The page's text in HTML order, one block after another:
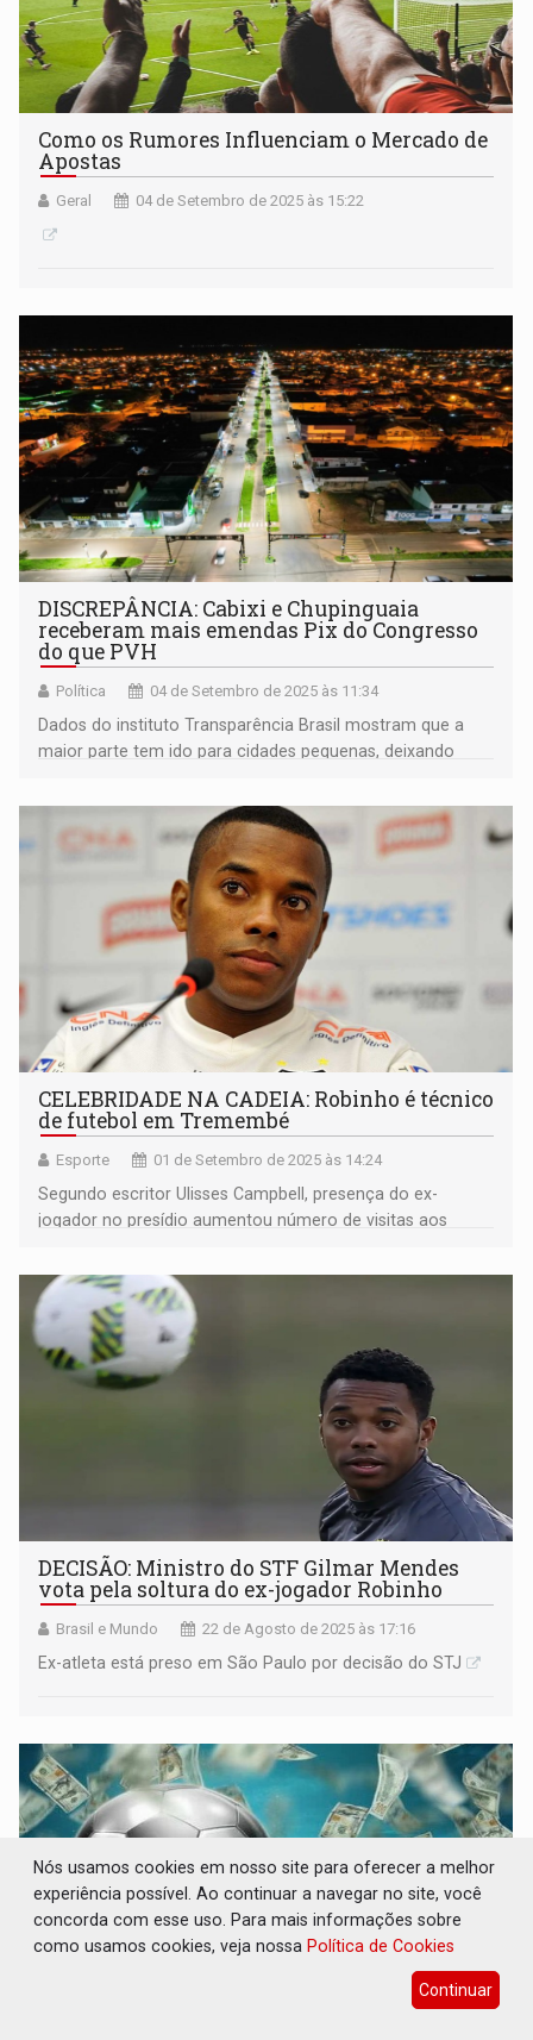
Como os Rumores Influenciam o Mercado de
Apostas
Geral 04 de Setembro de 2025 às 15:22
DISCREPÂNCIA: Cabixi e Chupinguaia
receberam mais emendas Pix do Congresso
do que PVH
Política 04 de Setembro de 2025 às 11:34
Dados do instituto Transparência Brasil mostram que a
maior parte tem ido para cidades pequenas, deixando
CELEBRIDADE NA CADEIA: Robinho é técnico
de futebol em Tremembé
Esporte 01 de Setembro de 2025 às 14:24
Segundo escritor Ulisses Campbell, presença do ex-
jogador no presídio aumentou número de visitas aos
DECISÃO: Ministro do STF Gilmar Mendes
vota pela soltura do ex-jogador Robinho
Brasil e Mundo 22 de Agosto de 2025 às 17:16
Ex-atleta está preso em São Paulo por decisão do STJ
Nós usamos cookies em nosso site para oferecer a melhor
experiência possível. Ao continuar a navegar no site, você
concorda com esse uso. Para mais informações sobre
como usamos cookies, veja nossa Política de Cookies
Continuar